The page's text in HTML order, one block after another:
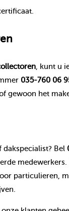
, kunt u
035-760 06
gewoon het
Bel
particulieren,